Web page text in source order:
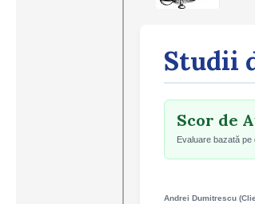
Studii
Scor de
Evaluare bazată pe
Andrei Dumitrescu